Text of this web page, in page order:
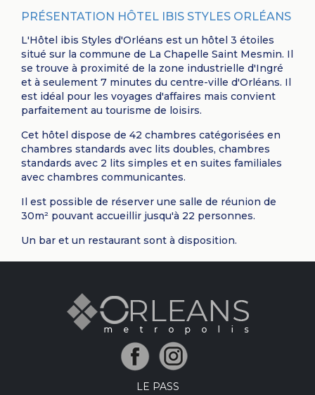
PRÉSENTATION HÔTEL IBIS STYLES ORLÉANS
L'Hôtel ibis Styles d'Orléans est un hôtel 3 étoiles
situé sur la commune de La Chapelle Saint Mesmin. Il
se trouve à proximité de la zone industrielle d'Ingré
et à seulement 7 minutes du centre-ville d'Orléans. Il
est idéal pour les voyages d'affaires mais convient
parfaitement au tourisme de loisirs.
Cet hôtel dispose de 42 chambres catégorisées en
chambres standards avec lits doubles, chambres
standards avec 2 lits simples et en suites familiales
avec chambres communicantes.
Il est possible de réserver une salle de réunion de
30m² pouvant accueillir jusqu'à 22 personnes.
Un bar et un restaurant sont à disposition.
LE PASS